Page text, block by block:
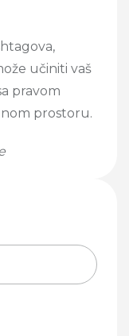
učiniti vaš
pravom
prostoru.